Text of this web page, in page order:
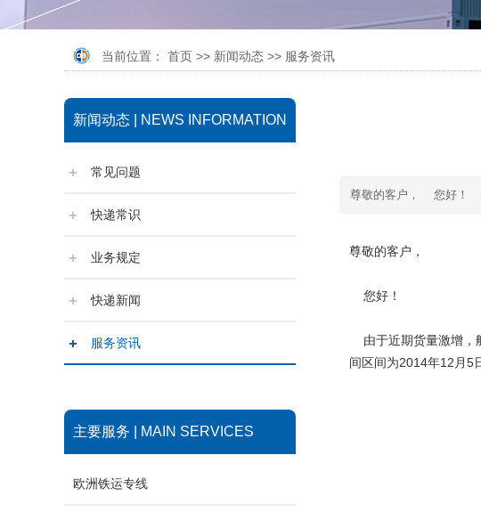
当前位置： 首页 >> 新闻动态 >> 服务资讯
新闻动态 | NEWS INFORMATION
常见问题
快递常识
业务规定
快递新闻
服务资讯
主要服务 | MAIN SERVICES
欧洲铁运专线
尊敬的客户， 您好！
尊敬的客户，
您好！
由于近期货量激增，
间区间为2014年12月5
厦门